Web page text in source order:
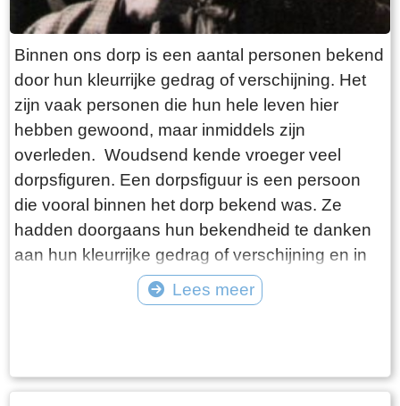
Binnen ons dorp is een aantal personen bekend
door hun kleurrijke gedrag of verschijning. Het
zijn vaak personen die hun hele leven hier
hebben gewoond, maar inmiddels zijn
overleden. Woudsend kende vroeger veel
dorpsfiguren. Een dorpsfiguur is een persoon
die vooral binnen het dorp bekend was. Ze
hadden doorgaans hun bekendheid te danken
aan hun kleurrijke gedrag of verschijning en in
mindere mate aan hun daden. Vaak waren het
al wat oudere personen die hun hele leven in
dorpsbewoners dan hun echte naam. Buiten
Lees meer